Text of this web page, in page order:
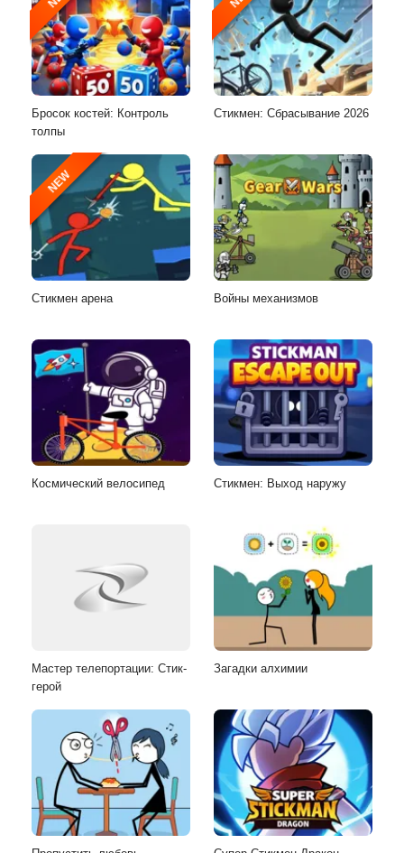
Бросок костей: Контроль
толпы
Стикмен: Сбрасывание 2026
NEW
Стикмен арена Войны механизмов
Космический велосипед Стикмен: Выход наружу
Мастер телепортации: Стик-
герой
Загадки алхимии